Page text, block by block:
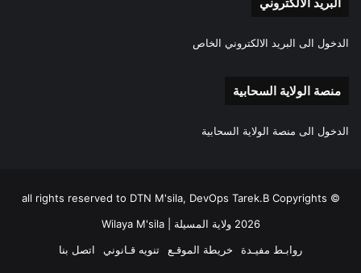
الدخول الى البريد الالكتروني الخاص
منصة الولاية السحابية
الدخول الى منصة الولاية السحابية
all rights reserved to DTN M'sila, DevOps Tarek.B Copyrights ©
2026 ولاية المسيلة | Wilaya M'sila
روابـط مفيـدة
خريطة الموقـع تنويه قـانوني اتصل بنا